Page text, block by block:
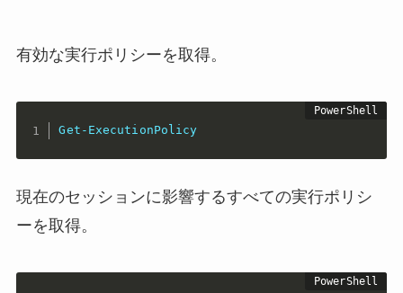
有効な実行ポリシーを取得。
Get-ExecutionPolicy
現在のセッションに影響するすべての実行ポリシ
ーを取得。